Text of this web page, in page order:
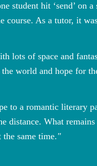
student hit ‘send’ on
course. As a tutor, it
lots of space and
world and hope for
to a romantic literary
distance. What
same time.